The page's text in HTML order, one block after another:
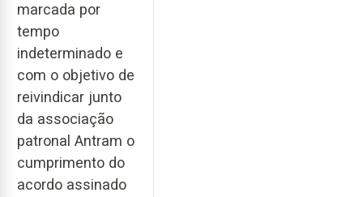
marcada por
tempo
indeterminado e
com o objetivo de
reivindicar junto
da associação
patronal Antram o
cumprimento do
acordo assinado